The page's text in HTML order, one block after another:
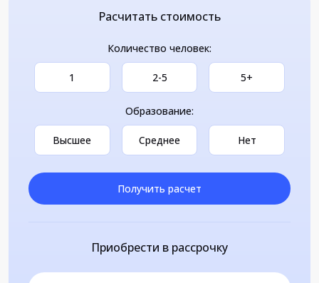
Расчитать стоимость
Количество человек:
1 2-5 5+
Образование:
Высшее Среднее Нет
Получить расчет
Приобрести в рассрочку